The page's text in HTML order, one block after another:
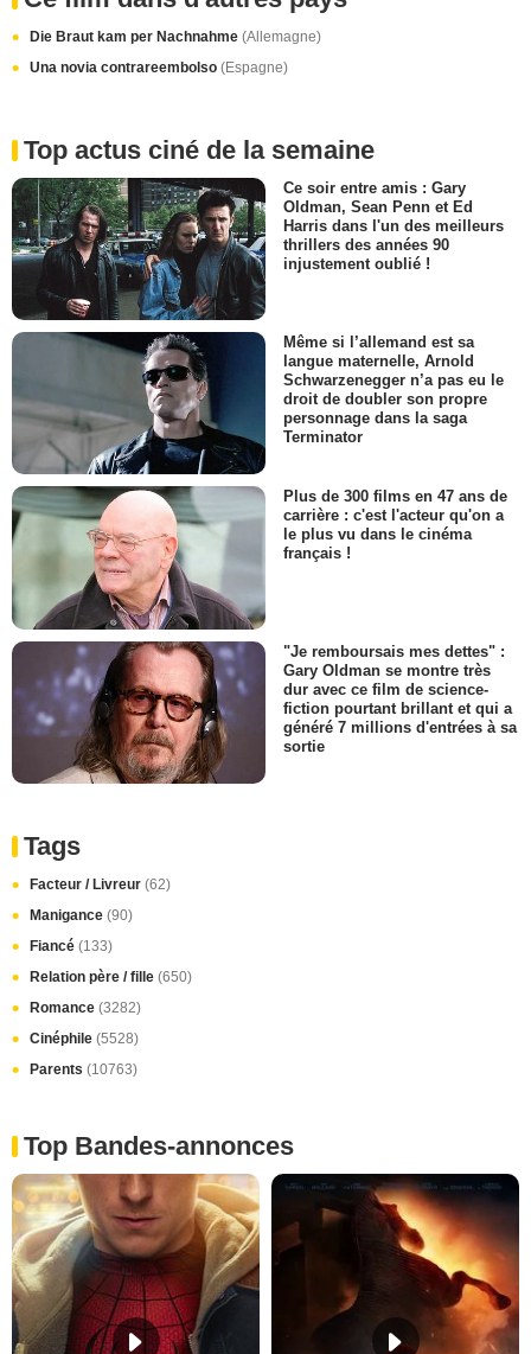
Die Braut kam per Nachnahme (Allemagne)
Una novia contrareembolso (Espagne)
Top actus ciné de la semaine
Ce soir entre amis : Gary
Oldman, Sean Penn et Ed
Harris dans l'un des meilleurs
thrillers des années 90
injustement oublié !
Même si l’allemand est sa
langue maternelle, Arnold
Schwarzenegger n’a pas eu le
droit de doubler son propre
personnage dans la saga
Terminator
Plus de 300 films en 47 ans de
carrière : c'est l'acteur qu'on a
le plus vu dans le cinéma
français !
"Je remboursais mes dettes" :
Gary Oldman se montre très
dur avec ce film de science-
fiction pourtant brillant et qui a
généré 7 millions d'entrées à sa
sortie
Tags
Facteur / Livreur (62)
Manigance (90)
Fiancé (133)
Relation père / fille (650)
Romance (3282)
Cinéphile (5528)
Parents (10763)
Top Bandes-annonces